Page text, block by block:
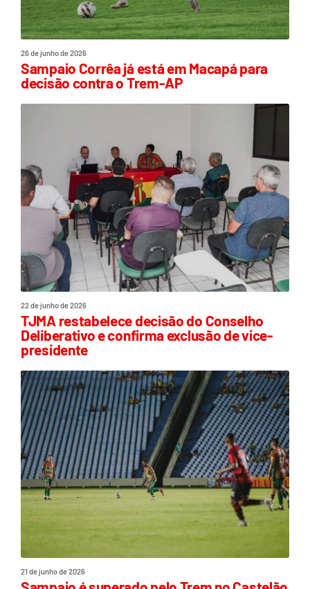
26 de junho de 2026
Sampaio Corrêa já está em Macapá para
decisão contra o Trem-AP
22 de junho de 2026
TJMA restabelece decisão do Conselho
Deliberativo e confirma exclusão de vice-
presidente
21 de junho de 2026